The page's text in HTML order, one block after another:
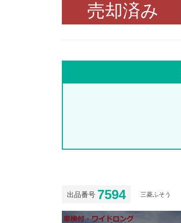
売却済み
出品番号 7594 三菱ふそう